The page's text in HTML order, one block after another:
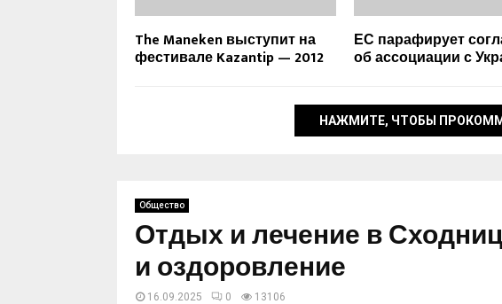
The Maneken выступит на
фестивале Kazantip — 2012
ЕС парафирует
об ассоциации с
НАЖМИТЕ, ЧТОБЫ
Общество
Отдых и лечение в
и оздоровление
16.09.2025 0 13106